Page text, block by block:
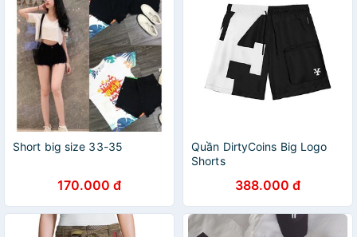
Short big size 33-35
170.000 đ
Quần DirtyCoins Big Logo
Shorts
388.000 đ